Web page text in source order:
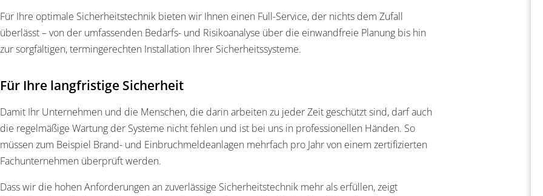
Für Ihre optimale Sicherheitstechnik bieten wir Ihnen einen Full-Service, der nichts dem Zufall
überlässt – von der umfassenden Bedarfs- und Risikoanalyse über die einwandfreie Planung bis hin
zur sorgfältigen, termingerechten Installation Ihrer Sicherheitssysteme.
Für Ihre langfristige Sicherheit
Damit Ihr Unternehmen und die Menschen, die darin arbeiten zu jeder Zeit geschützt sind, darf auch
die regelmäßige Wartung der Systeme nicht fehlen und ist bei uns in professionellen Händen. So
müssen zum Beispiel Brand- und Einbruchmeldeanlagen mehrfach pro Jahr von einem zertifizierten
Fachunternehmen überprüft werden.
Dass wir die hohen Anforderungen an zuverlässige Sicherheitstechnik mehr als erfüllen, zeigt